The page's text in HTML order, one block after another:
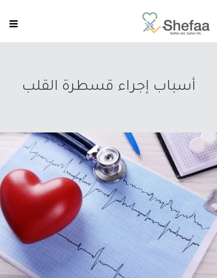
أسباب إجراء قسطرة القلب